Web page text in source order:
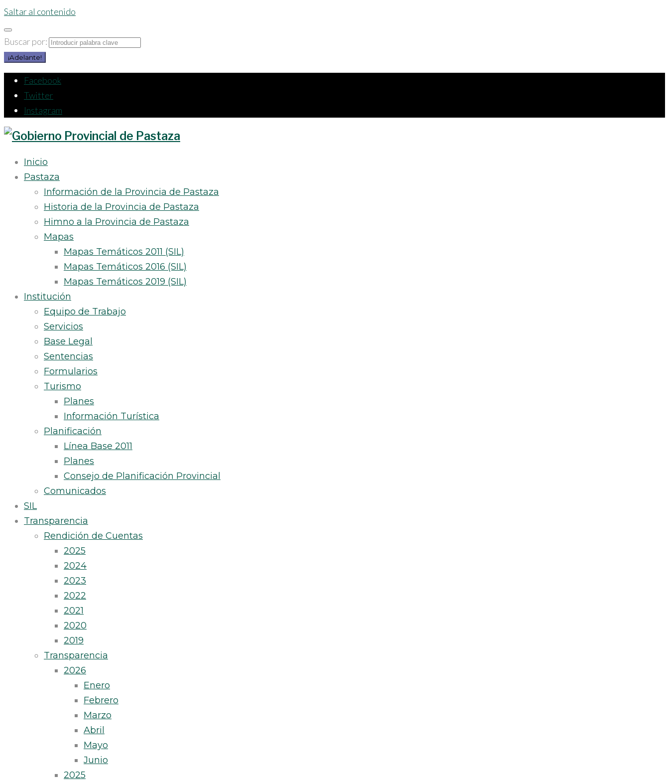
Saltar al contenido
Buscar por:
¡Adelante!
Facebook
Twitter
Instagram
Inicio
Pastaza
Información de la Provincia de Pastaza
Historia de la Provincia de Pastaza
Himno a la Provincia de Pastaza
Mapas
Mapas Temáticos 2011 (SIL)
Mapas Temáticos 2016 (SIL)
Mapas Temáticos 2019 (SIL)
Institución
Equipo de Trabajo
Servicios
Base Legal
Sentencias
Formularios
Turismo
Planes
Información Turística
Planificación
Línea Base 2011
Planes
Consejo de Planificación Provincial
Comunicados
SIL
Transparencia
Rendición de Cuentas
2025
2024
2023
2022
2021
2020
2019
Transparencia
2026
Enero
Febrero
Marzo
Abril
Mayo
Junio
2025